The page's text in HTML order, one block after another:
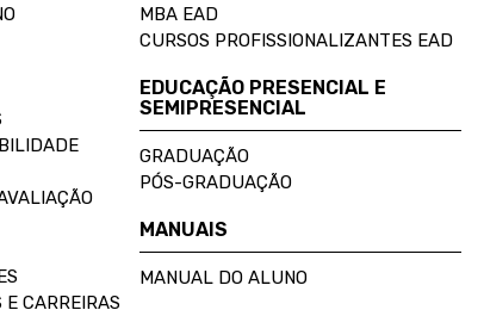
CARREIRAS
MBA EAD
CURSOS PROFISSIONALIZANTES EAD
EDUCAÇÃO PRESENCIAL E
SEMIPRESENCIAL
GRADUAÇÃO
PÓS-GRADUAÇÃO
MANUAIS
MANUAL DO ALUNO